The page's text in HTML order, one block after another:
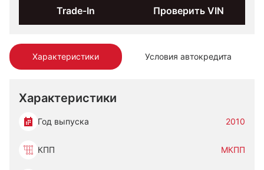
Характеристики Условия автокредита
Характеристики
Год выпуска 2010
КПП МКПП
Trade-In Проверить VIN